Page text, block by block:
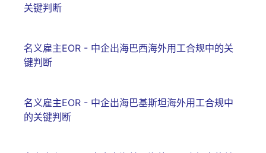
关键判断
名义雇主EOR - 中企出海巴西海外用工合规中的关
键判断
名义雇主EOR - 中企出海巴基斯坦海外用工合规中
的关键判断